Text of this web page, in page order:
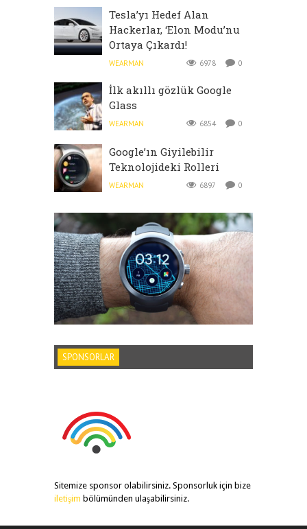
Tesla’yı Hedef Alan
Hackerlar, ‘Elon Modu’nu
Ortaya Çıkardı!
WEARMAN 6978 0
İlk akıllı gözlük Google
Glass
WEARMAN 6854 0
Google’ın Giyilebilir
Teknolojideki Rolleri
WEARMAN 6897 0
SPONSORLAR
Sitemize sponsor olabilirsiniz. Sponsorluk için bize
iletişim bölümünden ulaşabilirsiniz.